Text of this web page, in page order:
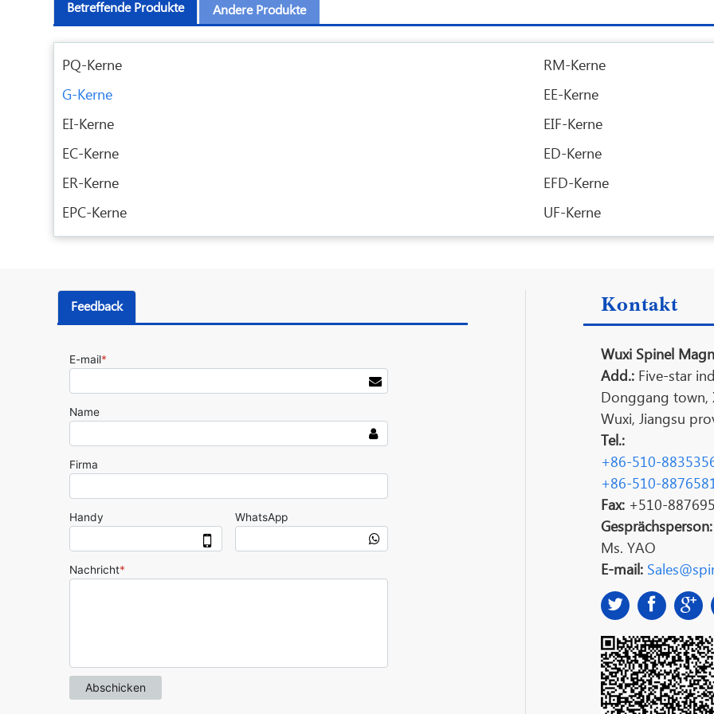
Betreffende Produkte Andere Produkte
PQ-Kerne
RM-Kerne
G-Kerne
EE-Kerne
EI-Kerne
EIF-Kerne
EC-Kerne
ED-Kerne
ER-Kerne
EFD-Kerne
EPC-Kerne
UF-Kerne
Kontakt
Wuxi Spinel
Add.:Five-star
Donggang town,
Wuxi, Jiangsu
Tel.:
+86-510-
+86-510-
Fax:+510-
Gesprächsperson:
Ms. YAO
E-mail:
Feedback